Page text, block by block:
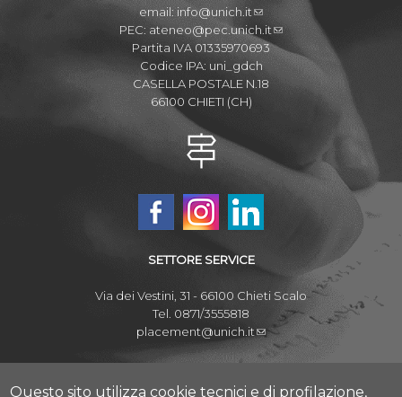
email: info@unich.it
PEC: ateneo@pec.unich.it
Partita IVA 01335970693
Codice IPA: uni_gdch
CASELLA POSTALE N.18
66100 CHIETI (CH)
SETTORE SERVICE
Via dei Vestini, 31 - 66100 Chieti Scalo
Tel. 0871/3555818
placement@unich.it
Mappa Campus Chieti
Mappa Campus Pescara
Questo sito utilizza cookie tecnici e di profilazione,